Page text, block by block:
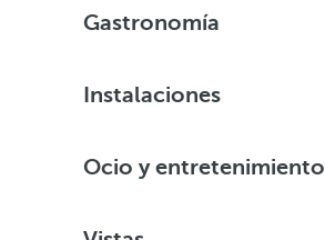
Gastronomía
Instalaciones
Ocio y entretenimiento